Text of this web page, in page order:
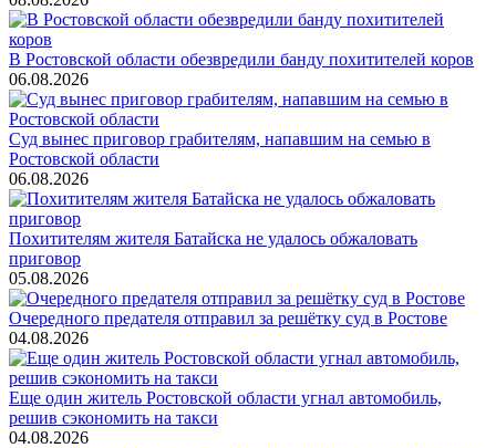
В Ростовской области обезвредили банду похитителей коров
06.08.2026
Суд вынес приговор грабителям, напавшим на семью в
Ростовской области
06.08.2026
Похитителям жителя Батайска не удалось обжаловать
приговор
05.08.2026
Очередного предателя отправил за решётку суд в Ростове
04.08.2026
Еще один житель Ростовской области угнал автомобиль,
решив сэкономить на такси
04.08.2026